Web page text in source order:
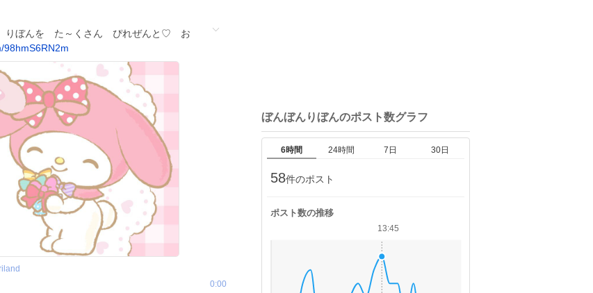
りぼんを た～くさん ぴれぜんと♡ お
98hmS6RN2m
0:00
ぼんぼんりぼんのポスト数グラフ
6時間 24時間 7日 30日
58件のポスト
ポスト数の推移
13:45